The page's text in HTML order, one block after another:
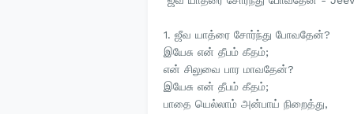
1. ஜீவ யாத்ரை சோர்ந்து போவதேன்?
இயேசு என் தீபம் கீதம்;
என் சிலுவை பார மாவதேன்?
இயேசு என் தீபம் கீதம்;
பாதை யெல்லாம் அன்பாய் நிறைத்து,